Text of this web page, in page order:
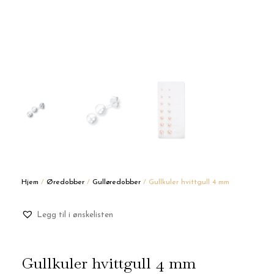
Hjem / Øredobber / Gulløredobber / Gullkuler hvittgull 4 mm
Legg til i ønskelisten
Gullkuler hvittgull 4 mm